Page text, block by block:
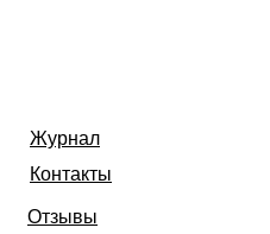
Журнал
Отзывы
Контакты